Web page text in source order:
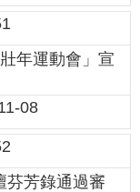
年運動會」宣
08
芬芳錄通過審